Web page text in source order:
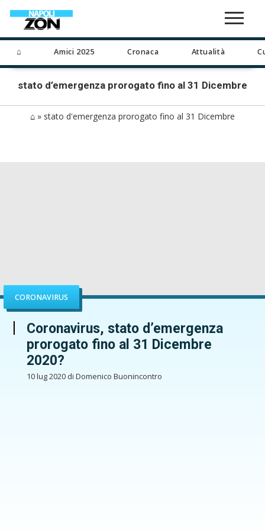
⌂ Amici 2025 Cronaca Attualità
stato d’emergenza prorogato fino al 31 Dicembre
⌂ » stato d'emergenza prorogato fino al 31 Dicembre
CORONAVIRUS
Coronavirus, stato d’emergenza
prorogato fino al 31 Dicembre
2020?
10 lug 2020 di Domenico Buonincontro